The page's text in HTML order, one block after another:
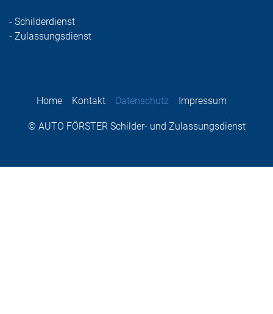
- Schilderdienst
- Zulassungsdienst
Home Kontakt Datenschutz Impressum
© AUTO FÖRSTER Schilder- und Zulassungsdienst